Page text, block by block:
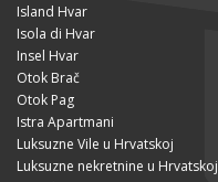
Island Hvar
Isola di Hvar
Insel Hvar
Otok Brač
Otok Pag
Istra Apartmani
Luksuzne Vile u Hrvatskoj
Luksuzne nekretnine u Hrvatskoj